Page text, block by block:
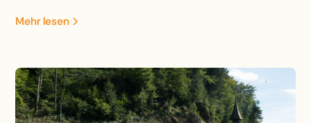
Mehr lesen